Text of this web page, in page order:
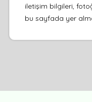
iletişim bilgileri,
bu sayfada yer